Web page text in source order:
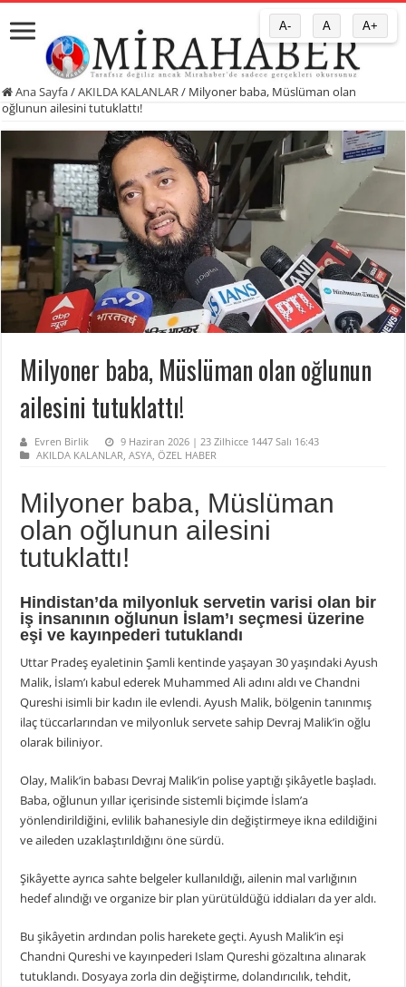
Ana Sayfa/AKILDA KALANLAR/ Milyoner baba, Müslüman olan
oğlunun ailesini tutuklattı!
Milyoner baba, Müslüman olan oğlunun
ailesini tutuklattı!
Evren Birlik
9 Haziran 2026 | 23 Zilhicce 1447 Salı 16:43
AKILDA KALANLAR,ASYA,ÖZEL HABER
Milyoner baba, Müslüman
olan oğlunun ailesini
tutuklattı!
Hindistan’da milyonluk servetin varisi olan bir
iş insanının oğlunun İslam’ı seçmesi üzerine
eşi ve kayınpederi tutuklandı
Uttar Pradeş eyaletinin Şamli kentinde yaşayan 30 yaşındaki Ayush
Malik, İslam’ı kabul ederek Muhammed Ali adını aldı ve Chandni
Qureshi isimli bir kadın ile evlendi. Ayush Malik, bölgenin tanınmış
ilaç tüccarlarından ve milyonluk servete sahip Devraj Malik’in oğlu
olarak biliniyor.
Olay, Malik’in babası Devraj Malik’in polise yaptığı şikâyetle başladı.
Baba, oğlunun yıllar içerisinde sistemli biçimde İslam’a
yönlendirildiğini, evlilik bahanesiyle din değiştirmeye ikna edildiğini
ve aileden uzaklaştırıldığını öne sürdü.
Şikâyette ayrıca sahte belgeler kullanıldığı, ailenin mal varlığının
hedef alındığı ve organize bir plan yürütüldüğü iddiaları da yer aldı.
Bu şikâyetin ardından polis harekete geçti. Ayush Malik’in eşi
Chandni Qureshi ve kayınpederi Islam Qureshi gözaltına alınarak
tutuklandı. Dosyaya zorla din değiştirme, dolandırıcılık, tehdit,
A- A A+